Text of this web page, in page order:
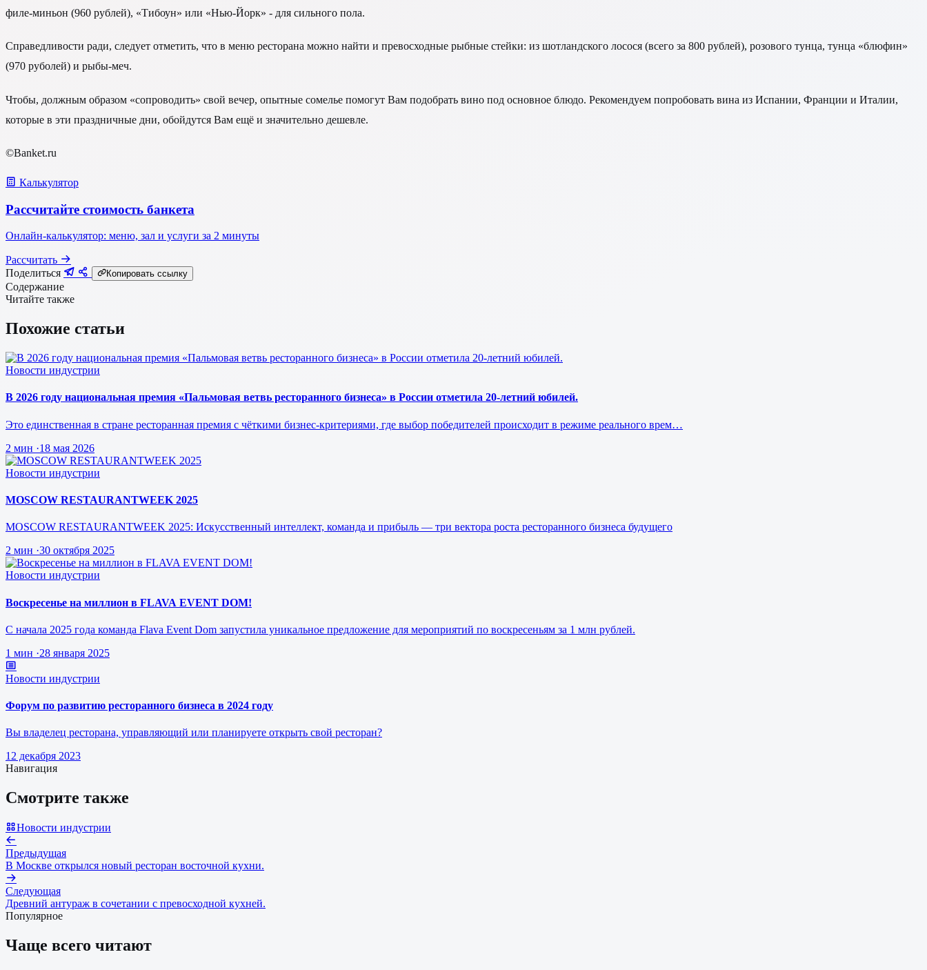
филе-миньон (960 рублей), «Тибоун» или «Нью-Йорк» - для сильного пола.
Справедливости ради, следует отметить, что в меню ресторана можно найти и превосходные рыбные стейки: из шотландского лосося (всего за 800 рублей), розового тунца, тунца «блюфин»
(970 руболей) и рыбы-меч.
Чтобы, должным образом «сопроводить» свой вечер, опытные сомелье помогут Вам подобрать вино под основное блюдо. Рекомендуем попробовать вина из Испании, Франции и Италии,
которые в эти праздничные дни, обойдутся Вам ещё и значительно дешевле.
©Banket.ru
Калькулятор
Рассчитайте стоимость банкета
Онлайн-калькулятор: меню, зал и услуги за 2 минуты
Рассчитать
Поделиться
Копировать ссылку
Содержание
Читайте также
Похожие статьи
Новости индустрии
В 2026 году национальная премия «Пальмовая ветвь ресторанного бизнеса» в России отметила 20-летний юбилей.
Это единственная в стране ресторанная премия с чёткими бизнес-критериями, где выбор победителей происходит в режиме реального врем…
2 мин ·18 мая 2026
Новости индустрии
MOSCOW RESTAURANTWEEK 2025
MOSCOW RESTAURANTWEEK 2025: Искусственный интеллект, команда и прибыль — три вектора роста ресторанного бизнеса будущего
2 мин ·30 октября 2025
Новости индустрии
Воскресенье на миллион в FLAVA EVENT DOM!
С начала 2025 года команда Flava Event Dom запустила уникальное предложение для мероприятий по воскресеньям за 1 млн рублей.
1 мин ·28 января 2025
Новости индустрии
Форум по развитию ресторанного бизнеса в 2024 году
Вы владелец ресторана, управляющий или планируете открыть свой ресторан?
12 декабря 2023
Навигация
Смотрите также
Новости индустрии
Предыдущая
В Москве открылся новый ресторан восточной кухни.
Следующая
Древний антураж в сочетании с превосходной кухней.
Популярное
Чаще всего читают